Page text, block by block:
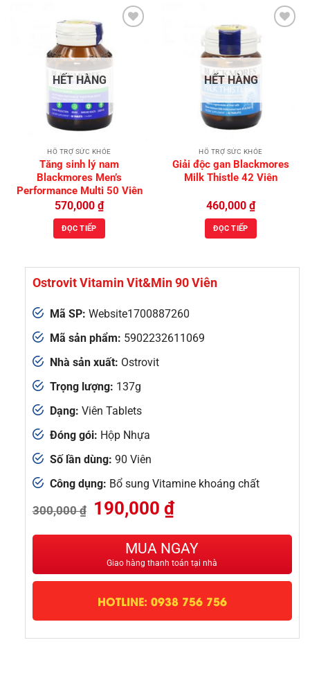
HẾT HÀNG
HỖ TRỢ SỨC KHỎE
Tăng sinh lý nam
Blackmores Men’s
Performance Multi 50 Viên
570,000 ₫
ĐỌC TIẾP
HẾT HÀNG
HỖ TRỢ SỨC KHỎE
Giải độc gan Blackmores
Milk Thistle 42 Viên
460,000 ₫
ĐỌC TIẾP
Ostrovit Vitamin Vit&Min 90 Viên
Mã SP: Website1700887260
Mã sản phẩm: 5902232611069
Nhà sản xuất: Ostrovit
Trọng lượng: 137g
Dạng: Viên Tablets
Đóng gói: Hộp Nhựa
Số lần dùng: 90 Viên
Công dụng: Bổ sung Vitamine khoáng chất
300,000₫
Giá
gốc
là:
300,000 ₫.
190,000 ₫Giá
hiện
tại
là:
190,000 ₫.
MUA NGAY
Giao hàng thanh toán tại nhà
HOTLINE: 0938 756 756